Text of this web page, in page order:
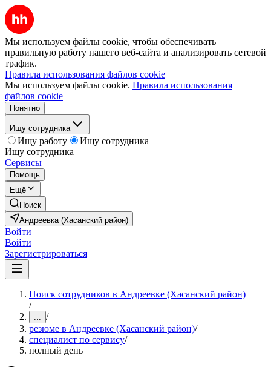
Мы используем файлы cookie, чтобы обеспечивать
правильную работу нашего веб-сайта и анализировать сетевой
трафик.
Правила использования файлов cookie
Мы используем файлы cookie. Правила использования
файлов cookie
Понятно
Ищу сотрудника
Ищу работу
Ищу сотрудника
Ищу сотрудника
Сервисы
Помощь
Ещё
Поиск
Андреевка (Хасанский район)
Войти
Войти
Зарегистрироваться
Поиск сотрудников в Андреевке (Хасанский район)
/
... /
резюме в Андреевке (Хасанский район)/
специалист по сервису/
полный день